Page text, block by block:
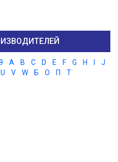
A B C D E F G H
J
U V W Б О П Т